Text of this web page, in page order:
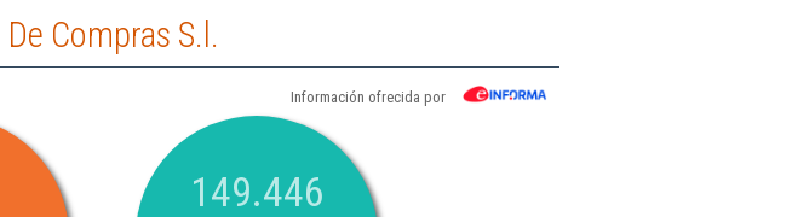
Compras S.l.
Información ofrecida por
149.446